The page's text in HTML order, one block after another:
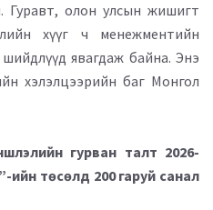
Гуравт, олон улсын жишигт
хүүг ч менежментийн
явагдаж байна. Энэ
хэлэлцээрийн баг Монгол
гурван талт 2026-
ийн төсөлд 200 гаруй санал